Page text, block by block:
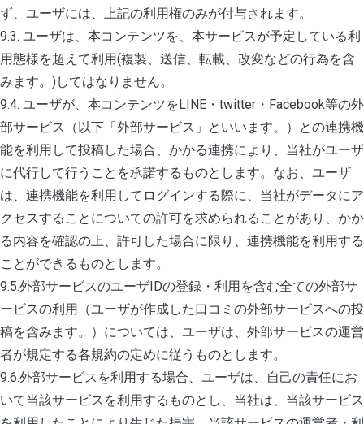
ず、ユーザには、上記の利用権のみが付与されます。
9.3. ユーザは、本コンテンツを、本サービスが予定している利
用態様を超えて利用(複製、送信、転載、改変などの行為を含
みます。)してはなりません。
9.4. ユーザが、本コンテンツをLINE・twitter・Facebook等の外
部サービス（以下「外部サービス」といいます。）との連携機
能を利用して投稿した場合、かかる連携により、当社がユーザ
に代行して行うことを承諾するものとします。なお、ユーザ
は、連携機能を利用してログインする際に、当社がデータにア
クセスすることについての許可を求められることがあり、かか
る内容を確認の上、許可した場合に限り、連携機能を利用する
ことができるものとします。
9.5.外部サービスのユーザIDの登録・利用を含む全ての外部サ
ービスの利用（ユーザが作成した口コミの外部サービスへの投
稿を含みます。）については、ユーザは、外部サービスの運営
者が規定する各規約の定めに従うものとします。
9.6.外部サービスを利用する場合、ユーザは、自己の責任にお
いて当該サービスを利用するものとし、当社は、当該サービス